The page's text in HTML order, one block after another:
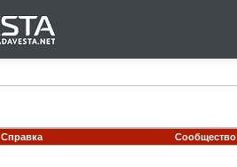
Справка Сообщество